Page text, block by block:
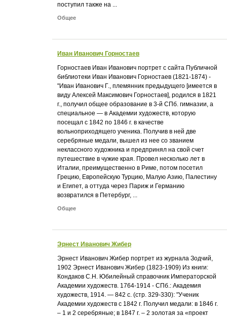
поступил также на ...
Общее
Иван Иванович Горностаев
Горностаев Иван Иванович портрет с сайта Публичной
библиотеки Иван Иванович Горностаев (1821-1874) -
"Иван Иванович Г., племянник предыдущего [имеется в
виду Алексей Максимович Горностаев], родился в 1821
г., получил общее образование в 3-й СПб. гимназии, а
специальное — в Академии художеств, которую
посещал с 1842 по 1846 г. в качестве
вольноприходящего ученика. Получив в ней две
серебряные медали, вышел из нее со званием
неклассного художника и предпринял на свой счет
путешествие в чужие края. Провел несколько лет в
Италии, преимущественно в Риме, потом посетил
Грецию, Европейскую Турцию, Малую Азию, Палестину
и Египет, а оттуда через Париж и Германию
возвратился в Петербург, ...
Общее
Эрнест Иванович Жибер
Эрнест Иванович Жибер портрет из журнала Зодчий,
1902 Эрнест Иванович Жибер (1823-1909) Из книги:
Кондаков С.Н. Юбилейный справочник Императорской
Академии художеств. 1764-1914 - СПб.: Академия
художеств, 1914. — 842 с. (стр. 329-330): "Ученик
Академии художеств с 1842 г. Получил медали: в 1846 г.
– 1 и 2 серебряные; в 1847 г. – 2 золотая за «проект